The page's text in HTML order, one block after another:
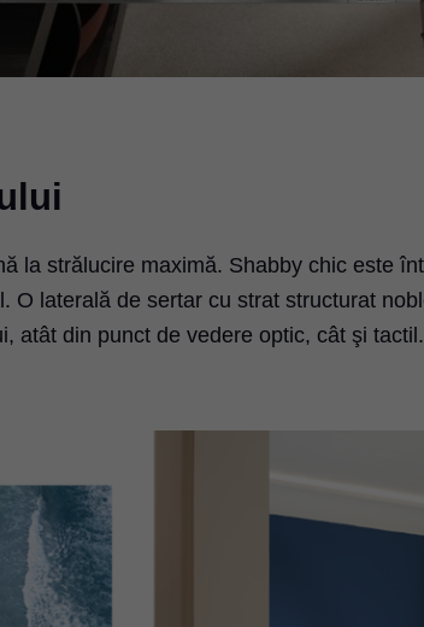
la strălucire maximă. Shabby chic este
O laterală de sertar cu strat structurat
atât din punct de vedere optic, cât şi tactil.